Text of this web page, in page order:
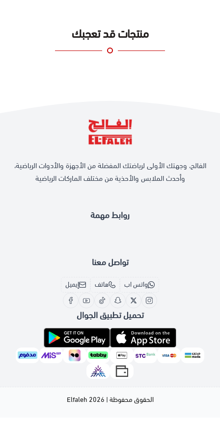
منتجات قد تعجبك
روابط مهمة
الفالح، وجهتك الأولى لرياضتك المفضلة من الأجهزة والأدوات الرياضية،
وأحدث الملابس والأحذية من مختلف الماركات الرياضية
تواصل معنا
واتس اب هاتف إيميل
تحميل تطبيق الجوال
الحقوق محفوظة | 2026 Elfaleh